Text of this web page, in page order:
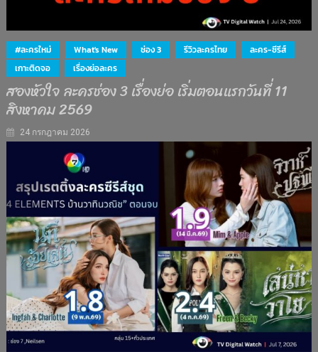
#ละครใหม่ What's New ช่อง 3 รีวิวละครไทย
ละคร-ซีรีส์
เกาะติดจอ
เรื่องย่อละคร
สองหัวใจ ละครช่อง 3 เรื่องย่อ เริ่มตอนแรกวันที่ 11
สิงหาคม 2569
24 กรกฎาคม 2026